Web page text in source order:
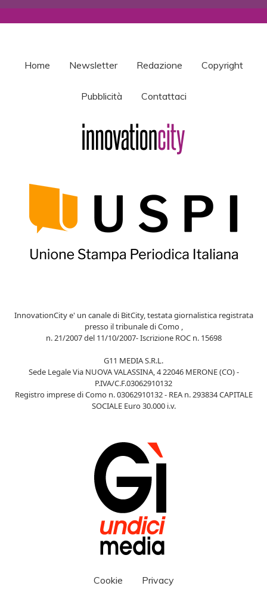
Home Newsletter Redazione Copyright
Pubblicità Contattaci
InnovationCity e' un canale di BitCity, testata giornalistica registrata
presso il tribunale di Como ,
n. 21/2007 del 11/10/2007- Iscrizione ROC n. 15698
G11 MEDIA S.R.L.
Sede Legale Via NUOVA VALASSINA, 4 22046 MERONE (CO) -
P.IVA/C.F.03062910132
Registro imprese di Como n. 03062910132 - REA n. 293834 CAPITALE
SOCIALE Euro 30.000 i.v.
Cookie Privacy